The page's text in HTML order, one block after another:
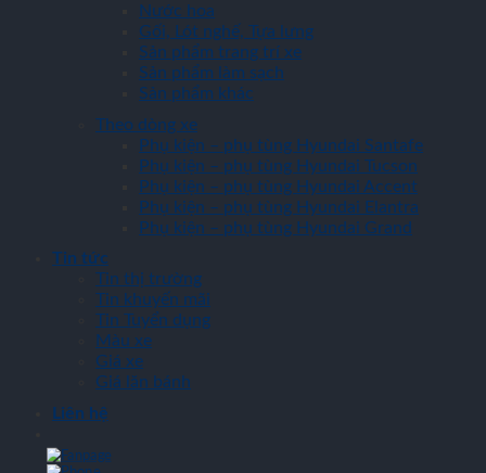
Nước hoa
Gối, Lót nghế, Tựa lưng
Sản phẩm trang trí xe
Sản phẩm làm sạch
Sản phẩm khác
Theo dòng xe
Phụ kiện – phụ tùng Hyundai Santafe
Phụ kiện – phụ tùng Hyundai Tucson
Phụ kiện – phụ tùng Hyundai Accent
Phụ kiện – phụ tùng Hyundai Elantra
Phụ kiện – phụ tùng Hyundai Grand
Tin tức
Tin thị trường
Tin khuyến mãi
Tin Tuyển dụng
Màu xe
Giá xe
Giá lăn bánh
Liên hệ